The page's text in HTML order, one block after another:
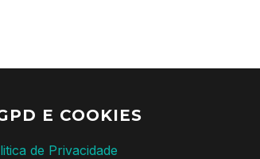
E COOKIES
de Privacidade